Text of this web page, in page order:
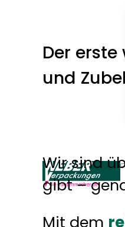
Der
und
Wir sind
gibt –
Mit dem